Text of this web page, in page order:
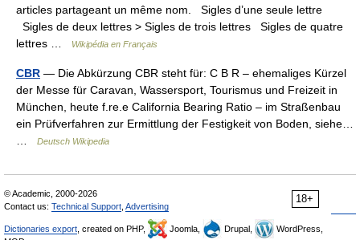
articles partageant un même nom. Sigles d’une seule lettre
Sigles de deux lettres > Sigles de trois lettres Sigles de quatre
lettres …
Wikipédia en Français
CBR — Die Abkürzung CBR steht für: C B R – ehemaliges Kürzel
der Messe für Caravan, Wassersport, Tourismus und Freizeit in
München, heute f.re.e California Bearing Ratio – im Straßenbau
ein Prüfverfahren zur Ermittlung der Festigkeit von Boden, siehe…
Deutsch Wikipedia
18+
© Academic, 2000-2026
Contact us: Technical Support Advertising
Dictionaries export , created on PHP, Joomla, Drupal,
WordPress,